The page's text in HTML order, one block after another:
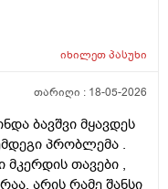
იხილეთპასუხი
თარიღი : 18-05-2026
ბავშვი მყავდეს
პრობლემა .
მკერდის თავები ,
არის რამე შანსი